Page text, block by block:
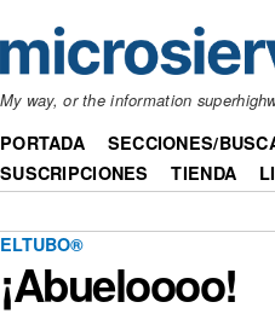
My way, or the information
PORTADA SECCIONES/
SUSCRIPCIONES
TIENDA
ELTUBO®
¡Abueloooo!